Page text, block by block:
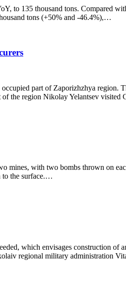
to 135 thousand tons. Compared
tons (+50% and -46.4%),…
part of Zaporizhzhya
of the region Nikolay Yelantsev visited
mines, with two bombs thrown on
to the surface.…
which envisages construction
regional military administration